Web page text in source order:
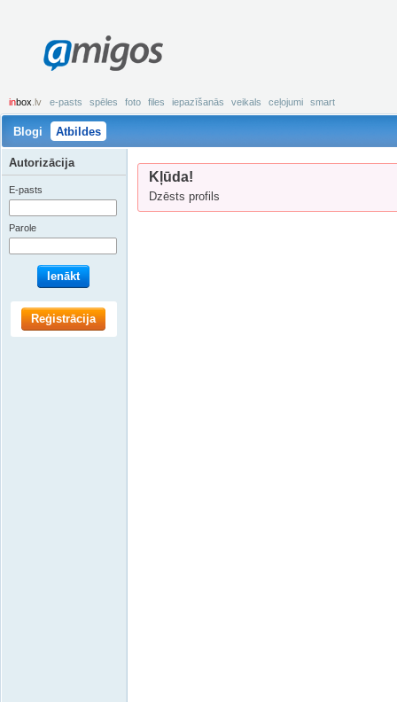
amigos
inbox .lv e-pasts spēles foto files iepazīšanās veikals ceļojumi smart
Blogi Atbildes
Kļūda!
Dzēsts profils
Autorizācija
E-pasts
Parole
Ienākt
Reģistrācija